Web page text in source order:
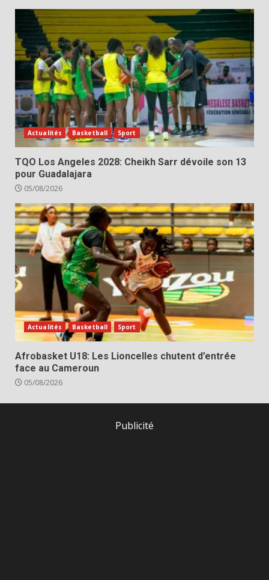
Actualités Basketball Sport
TQO Los Angeles 2028: Cheikh Sarr dévoile son 13
pour Guadalajara
05/08/2026
Actualités Basketball Sport
Afrobasket U18: Les Lioncelles chutent d’entrée
face au Cameroun
05/08/2026
Publicité